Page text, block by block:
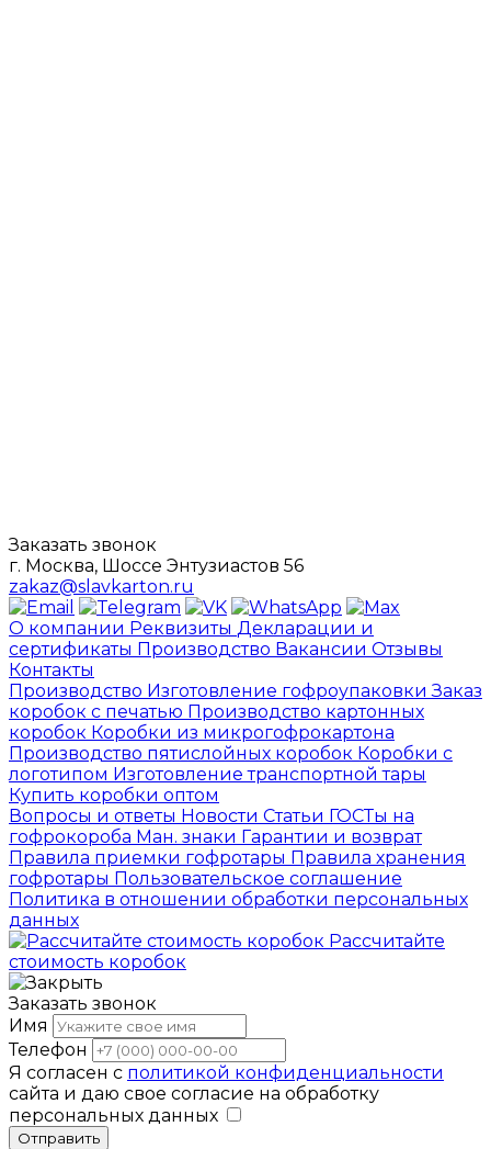
Заказать звонок
г. Москва, Шоссе Энтузиастов 56
zakaz@slavkarton.ru
О компании Реквизиты Декларации и
сертификаты Производство Вакансии Отзывы
Контакты
Производство Изготовление гофроупаковкиЗаказ
коробок с печатью Производство картонных
коробок Коробки из микрогофрокартона
Производство пятислойных коробок Коробки с
логотипом Изготовление транспортной тары
Купить коробки оптом
Вопросы и ответы Новости Статьи ГОСТы на
гофрокороба Ман. знаки Гарантии и возврат
Правила приемки гофротары Правила хранения
гофротары Пользовательское соглашение
Политика в отношении обработки персональных
данных
Рассчитайте
стоимость коробок
Заказать звонок
Имя
Телефон
Я согласен с политикой конфиденциальности
сайта и даю свое согласие на обработку
персональных данных
Отправить